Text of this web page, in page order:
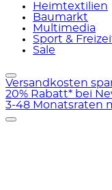
Heimtextilien
Baumarkt
Multimedia
Sport &
Sale
Versandkosten
20% Rabatt* bei
3-48 Monatsraten